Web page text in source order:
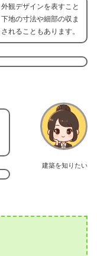
観デザインを表すこと
地の寸法や細部の収ま
れることもあります。
建築を知りたい